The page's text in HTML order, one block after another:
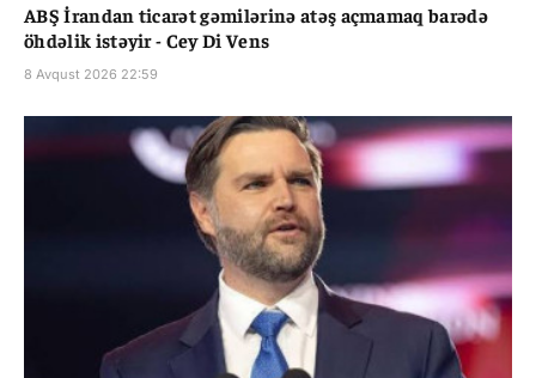
ABŞ İrandan ticarət gəmilərinə atəş açmamaq barədə
öhdəlik istəyir - Cey Di Vens
8 Avqust 2026 22:59